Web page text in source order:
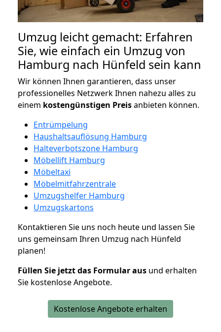
Umzug leicht gemacht: Erfahren
Sie, wie einfach ein Umzug von
Hamburg nach Hünfeld sein kann
Wir können Ihnen garantieren, dass unser
professionelles Netzwerk Ihnen nahezu alles zu
einem kostengünstigen Preisanbieten können.
Entrümpelung
Haushaltsauflösung Hamburg
Halteverbotszone Hamburg
Möbellift Hamburg
Möbeltaxi
Möbelmitfahrzentrale
Umzugshelfer Hamburg
Umzugskartons
Kontaktieren Sie uns noch heute und lassen Sie
uns gemeinsam Ihren Umzug nach Hünfeld
planen!
Füllen Sie jetzt das Formular aus und erhalten
Sie kostenlose Angebote.
Kostenlose Angebote erhalten